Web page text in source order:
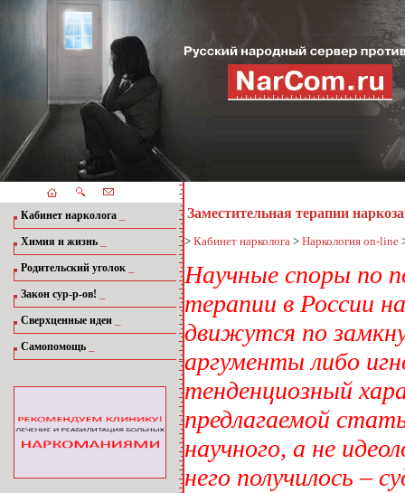
Кабинет нарколога
Химия и жизнь
Родительский уголок
Закон сур-р-ов!
Сверхценные идеи
Самопомощь
Заместительная терапии
> Кабинет нарколога > Наркология on-line
Научные споры по
терапии в России
движутся по
аргументы либо
тенденциозный
предлагаемой
научного, а не
него получилось –